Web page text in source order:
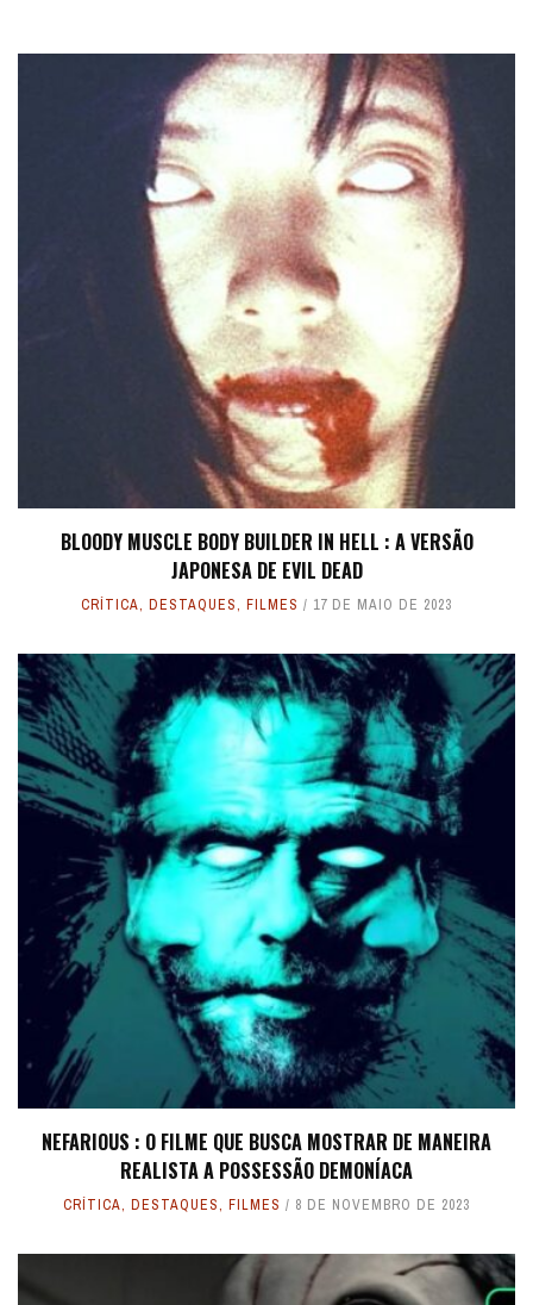
BLOODY MUSCLE BODY BUILDER IN HELL : A VERSÃO
JAPONESA DE EVIL DEAD
CRÍTICA, DESTAQUES, FILMES 17 DE MAIO DE 2023
NEFARIOUS : O FILME QUE BUSCA MOSTRAR DE MANEIRA
REALISTA A POSSESSÃO DEMONÍACA
CRÍTICA, DESTAQUES, FILMES 8 DE NOVEMBRO DE 2023